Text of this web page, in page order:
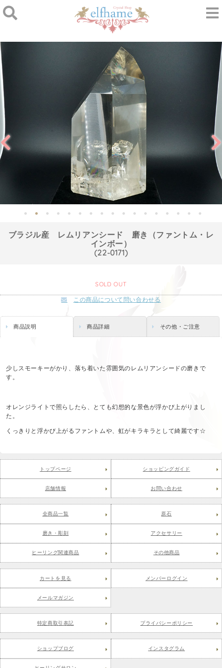
ブラジル産 レムリアンシード 磨き（ファントム・レ
インボー）
(22-0171)
SOLD OUT
この商品について問い合わせる
商品説明 商品詳細 その他・ご注意
少しスモーキーがかり、落ち着いた雰囲気のレムリアンシードの磨きで
す。
オレンジライトで照らしたら、とても幻想的な景色が浮かび上がりまし
た。
くっきりと浮かび上がるファントムや、虹がキラキラとして綺麗です☆
トップページ ショッピングガイド
店舗情報 お問い合わせ
全商品一覧 原石
磨き・彫刻 アクセサリー
ヒーリング関連商品 その他商品
カートを見る メンバーログイン
メールマガジン
特定商取引表記 プライバシーポリシー
ショップブログ インスタグラム